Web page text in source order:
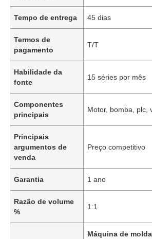
Tempo de entrega 45 dias
Termos de
pagamento
T/T
Habilidade da
fonte
15 séries por mês
Componentes
principais
Motor, bomba, plc,
Principais
argumentos de
venda
Preço competitivo
Garantia 1 ano
Razão de volume
%
1:1
Máquina de